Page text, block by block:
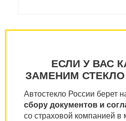
ЕСЛИ У ВАС
ЗАМЕНИМ
Автостекло России берет
сбору документов и
со страховой компанией в